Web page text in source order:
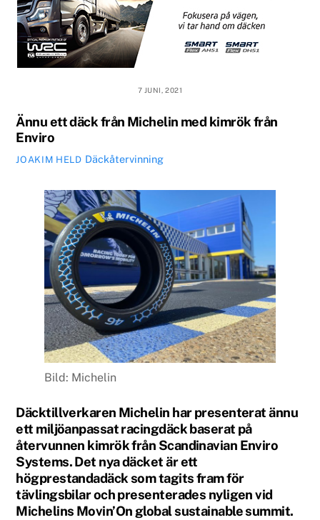
7 JUNI, 2021
Ännu ett däck från Michelin med kimrök från
Enviro
JOAKIM HELD Däckåtervinning
Bild: Michelin
Däcktillverkaren Michelin har presenterat ännu
ett miljöanpassat racingdäck baserat på
återvunnen kimrök från Scandinavian Enviro
Systems. Det nya däcket är ett
högprestandadäck som tagits fram för
tävlingsbilar och presenterades nyligen vid
Michelins Movin’On global sustainable summit.